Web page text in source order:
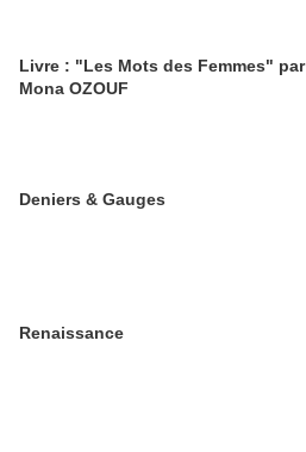
Livre : "Les Mots des Femmes" par
Mona OZOUF
Deniers & Gauges
Renaissance